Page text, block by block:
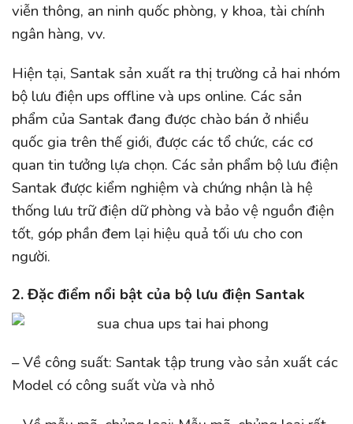
viễn thông, an ninh quốc phòng, y khoa, tài chính
ngân hàng, vv.
Hiện tại, Santak sản xuất ra thị trường cả hai nhóm
bộ lưu điện ups offline và ups online. Các sản
phẩm của Santak đang được chào bán ở nhiều
quốc gia trên thế giới, được các tổ chức, các cơ
quan tin tưởng lựa chọn. Các sản phẩm bộ lưu điện
Santak được kiểm nghiệm và chứng nhận là hệ
thống lưu trữ điện dữ phòng và bảo vệ nguồn điện
tốt, góp phần đem lại hiệu quả tối ưu cho con
người.
2. Đặc điểm nổi bật của bộ lưu điện Santak
– Về công suất: Santak tập trung vào sản xuất các
Model có công suất vừa và nhỏ